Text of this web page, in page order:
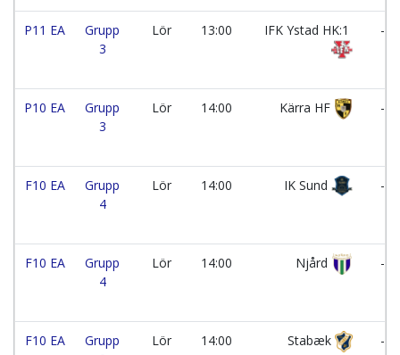
P11 EA
Grupp
3
Lör 13:00 IFK Ystad HK:1 -
P10 EA
Grupp
3
Lör 14:00 Kärra HF -
F10 EA
Grupp
4
Lör 14:00 IK Sund -
F10 EA
Grupp
4
Lör 14:00 Njård -
F10 EA
Grupp
Lör 14:00 Stabæk -